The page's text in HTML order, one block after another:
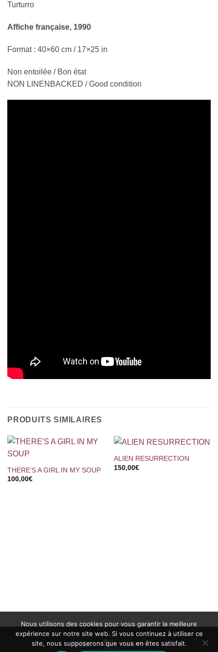
Turturro
Affiche française, 1990
Format : 40×60 cm / 17×25 in
Non entoilée / Bon état
NON LINENBACKED / Good condition
PRODUITS SIMILAIRES
THERE’S A GIRL IN MY SOUP
100,00€
ALIEN RESURRECTION
150,00€
Visa MasterCardPayPal
Nous utilisons des cookies pour vous garantir la meilleure
expérience sur notre site web. Si vous continuez à utiliser ce
site, nous supposerons que vous en êtes satisfait.